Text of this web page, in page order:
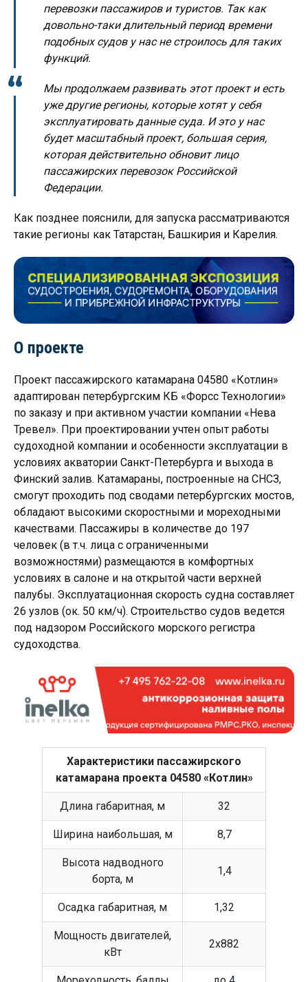
перевозки пассажиров и туристов. Так как
довольно-таки длительный период времени
подобных судов у нас не строилось для таких
функций.
Мы продолжаем развивать этот проект и есть
уже другие регионы, которые хотят у себя
эксплуатировать данные суда. И это у нас
будет масштабный проект, большая серия,
которая действительно обновит лицо
пассажирских перевозок Российской
Федерации.
Как позднее пояснили, для запуска рассматриваются
такие регионы как Татарстан, Башкирия и Карелия.
О проекте
Проект пассажирского катамарана 04580 «Котлин»
адаптирован петербургским КБ «Форсс Технологии»
по заказу и при активном участии компании «Нева
Тревел». При проектировании учтен опыт работы
судоходной компании и особенности эксплуатации в
условиях акватории Санкт-Петербурга и выхода в
Финский залив. Катамараны, построенные на СНСЗ,
смогут проходить под сводами петербургских мостов,
обладают высокими скоростными и мореходными
качествами. Пассажиры в количестве до 197
человек (в т.ч. лица с ограниченными
возможностями) размещаются в комфортных
условиях в салоне и на открытой части верхней
палубы. Эксплуатационная скорость судна составляет
26 узлов (ок. 50 км/ч). Строительство судов ведется
под надзором Российского морского регистра
судоходства.
Характеристики пассажирского
катамарана проекта 04580 «Котлин»
Длина габаритная, м 32
Ширина наибольшая, м 8,7
Высота надводного
борта, м
1,4
Осадка габаритная, м 1,32
Мощность двигателей,
кВт
2х882